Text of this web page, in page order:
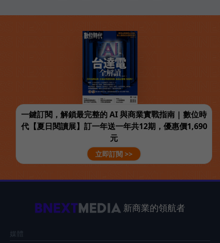
一鍵訂閱，解鎖最完整的 AI 與商業實戰指南 | 數位時
代【夏日閱讀展】訂一年送一年共12期，優惠價1,690
元
立即訂閱 >>
新商業的領航者
媒體